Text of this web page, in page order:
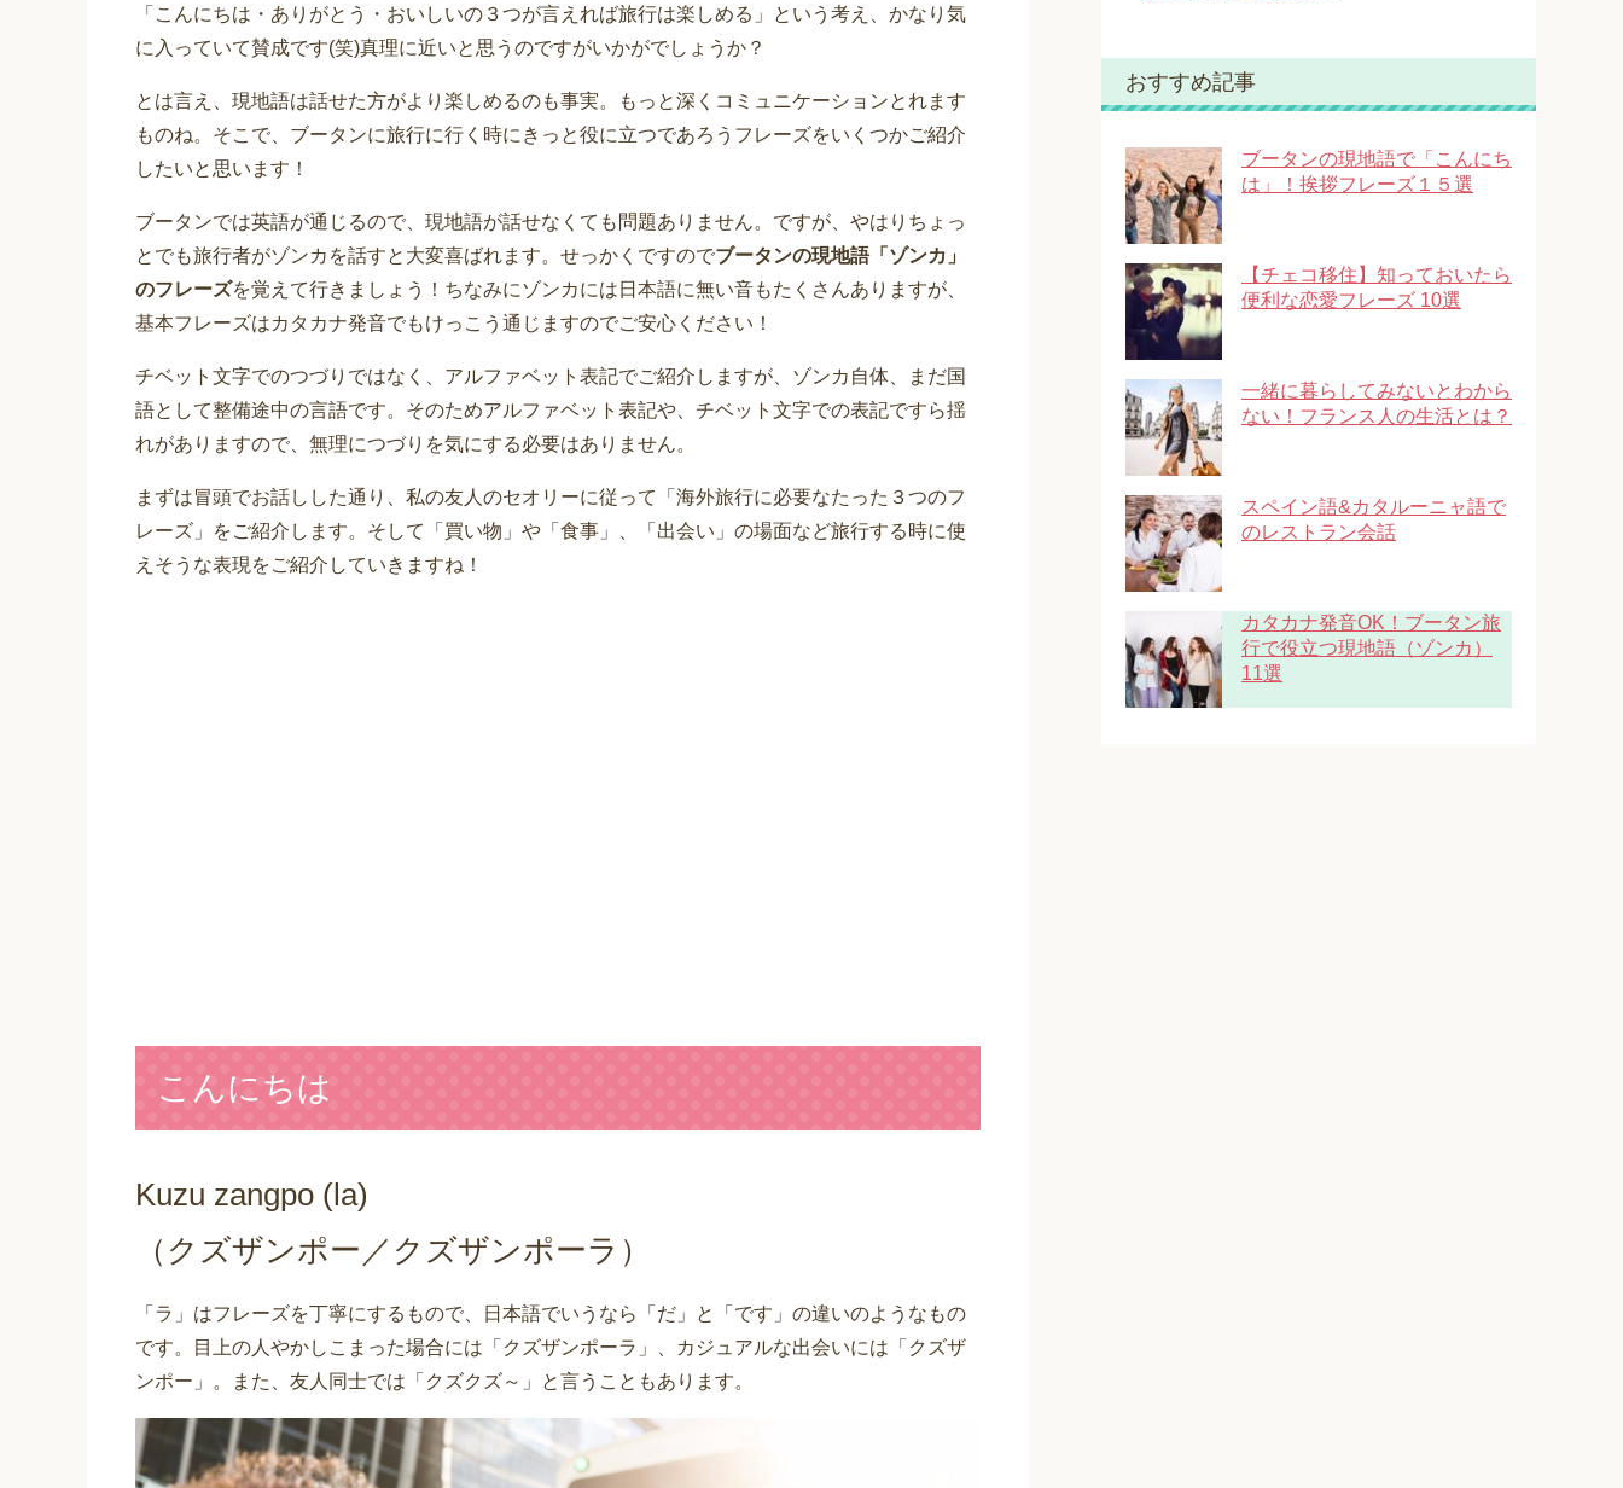
「こんにちは・ありがとう・おいしいの３つが言えれば旅行は楽しめる」という考え、かなり気
に入っていて賛成です(笑)真理に近いと思うのですがいかがでしょうか？
とは言え、現地語は話せた方がより楽しめるのも事実。もっと深くコミュニケーションとれます
ものね。そこで、ブータンに旅行に行く時にきっと役に立つであろうフレーズをいくつかご紹介
したいと思います！
ブータンでは英語が通じるので、現地語が話せなくても問題ありません。ですが、やはりちょっ
とでも旅行者がゾンカを話すと大変喜ばれます。せっかくですのでブータンの現地語「ゾンカ」
のフレーズを覚えて行きましょう！ちなみにゾンカには日本語に無い音もたくさんありますが、
基本フレーズはカタカナ発音でもけっこう通じますのでご安心ください！
チベット文字でのつづりではなく、アルファベット表記でご紹介しますが、ゾンカ自体、まだ国
語として整備途中の言語です。そのためアルファベット表記や、チベット文字での表記ですら揺
れがありますので、無理につづりを気にする必要はありません。
まずは冒頭でお話しした通り、私の友人のセオリーに従って「海外旅行に必要なたった３つのフ
レーズ」をご紹介します。そして「買い物」や「食事」、「出会い」の場面など旅行する時に使
えそうな表現をご紹介していきますね！
こんにちは
Kuzu zangpo (la)
（クズザンポー／クズザンポーラ）
「ラ」はフレーズを丁寧にするもので、日本語でいうなら「だ」と「です」の違いのようなもの
です。目上の人やかしこまった場合には「クズザンポーラ」、カジュアルな出会いには「クズザ
ンポー」。また、友人同士では「クズクズ～」と言うこともあります。
おすすめ記事
ブータンの現地語で「こんにち
は」！挨拶フレーズ１５選
【チェコ移住】知っておいたら
便利な恋愛フレーズ 10選
一緒に暮らしてみないとわから
ない！フランス人の生活とは？
スペイン語&カタルーニャ語で
のレストラン会話
カタカナ発音OK！ブータン旅
行で役立つ現地語（ゾンカ）
11選